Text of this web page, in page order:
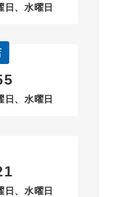
、水曜日
、水曜日
、水曜日